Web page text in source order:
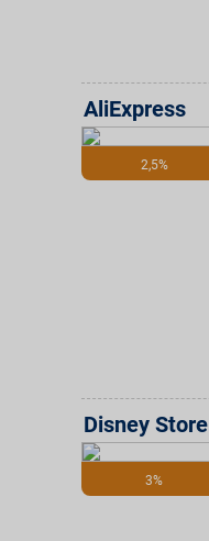
2,5%
AliExpress
3%
Disney Store